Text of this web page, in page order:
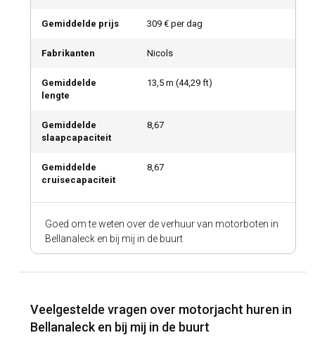
Goed om te weten over de verhuur van motorboten in
Bellanaleck en bij mij in de buurt
Gemiddelde prijs 309 € per dag
Fabrikanten Nicols
Gemiddelde
lengte
13,5 m (44,29 ft)
Gemiddelde
slaapcapaciteit
8,67
Gemiddelde
cruisecapaciteit
8,67
Veelgestelde vragen over motorjacht huren in
Bellanaleck en bij mij in de buurt